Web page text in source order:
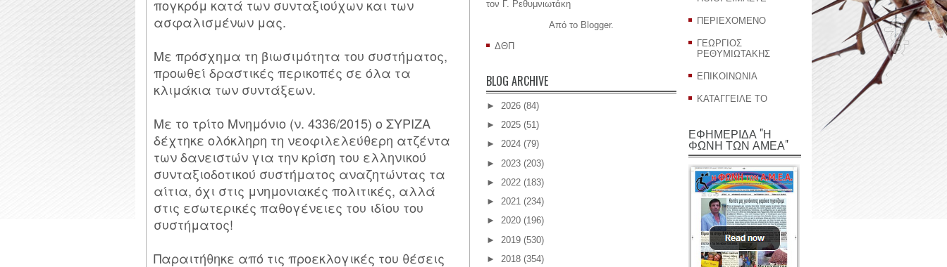
πογκρόμ κατά των συνταξιούχων και των
ασφαλισμένων μας.
Με πρόσχημα τη βιωσιμότητα του συστήματος,
προωθεί δραστικές περικοπές σε όλα τα
κλιμάκια των συντάξεων.
Με το τρίτο Μνημόνιο (ν. 4336/2015) ο ΣΥΡΙΖΑ
δέχτηκε ολόκληρη τη νεοφιλελεύθερη ατζέντα
των δανειστών για την κρίση του ελληνικού
συνταξιοδοτικού συστήματος αναζητώντας τα
αίτια, όχι στις μνημονιακές πολιτικές, αλλά
στις εσωτερικές παθογένειες του ιδίου του
συστήματος!
Παραιτήθηκε από τις προεκλογικές του θέσεις
τον Γ. Ρεθυμνιωτάκη
Από το Blogger.
ΔΘΠ
BLOG ARCHIVE
► 2026 (84)
► 2025 (51)
► 2024 (79)
► 2023 (203)
► 2022 (183)
► 2021 (234)
► 2020 (196)
► 2019 (530)
► 2018 (354)
ΠΕΡΙΕΧΟΜΕΝΟ
ΓΕΩΡΓΙΟΣ
ΡΕΘΥΜΙΩΤΑΚΗΣ
ΕΠΙΚΟΙΝΩΝΙΑ
ΚΑΤΑΓΓΕΙΛΕ ΤΟ
ΕΦΗΜΕΡΙΔΑ "Η
ΦΩΝΗ ΤΩΝ ΑΜΕΑ"